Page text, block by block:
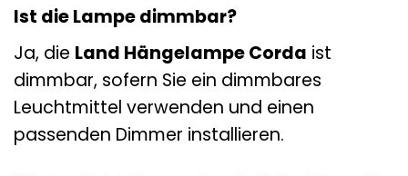
Ist die Lampe dimmbar?
Ja, die Land Hängelampe Corda ist
dimmbar, sofern Sie ein dimmbares
Leuchtmittel verwenden und einen
passenden Dimmer installieren.